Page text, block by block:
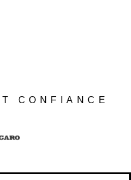
CONFIANCE